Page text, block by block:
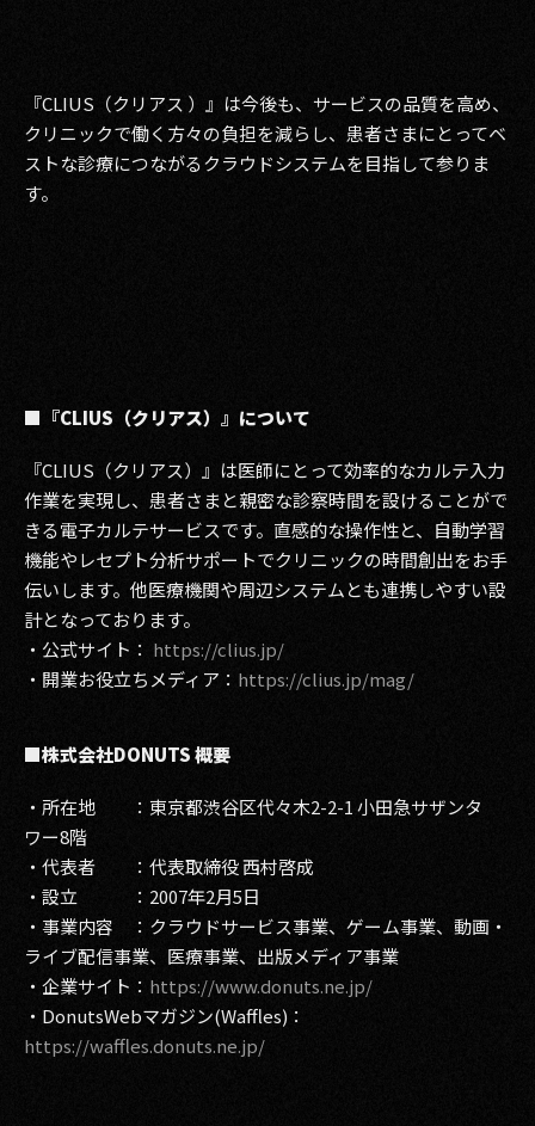
『CLIUS（クリアス ）』は今後も、サービスの品質を高め、
クリニックで働く方々の負担を減らし、患者さまにとってベ
ストな診療につながるクラウドシステムを目指して参りま
す。
■ 『CLIUS（クリアス）』について
『CLIUS（クリアス）』は医師にとって効率的なカルテ入力
作業を実現し、患者さまと親密な診察時間を設けることがで
きる電子カルテサービスです。直感的な操作性と、自動学習
機能やレセプト分析サポートでクリニックの時間創出をお手
伝いします。他医療機関や周辺システムとも連携しやすい設
計となっております。
・公式サイト： https://clius.jp/
・開業お役立ちメディア： https://clius.jp/mag/
■株式会社DONUTS 概要
・所在地 ：東京都渋谷区代々木2-2-1 小田急サザンタ
ワー8階
・代表者 ：代表取締役 西村啓成
・設立 ：2007年2月5日
・事業内容 ：クラウドサービス事業、ゲーム事業、動画・
ライブ配信事業、医療事業、出版メディア事業
・企業サイト： https://www.donuts.ne.jp/
・DonutsWebマガジン(Waffles)：
https://waffles.donuts.ne.jp/